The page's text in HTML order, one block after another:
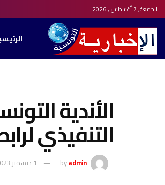
الجمعة, 7 أغسطس , 2026
الأندية
التنفيذي
byadmin 1 ديسمبر 2023